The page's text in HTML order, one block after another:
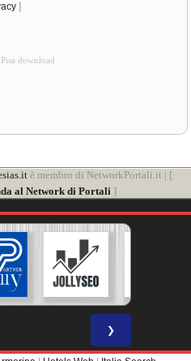
]
download
è membro di NetworkPortali.it | [
al Network di Portali ]
❯